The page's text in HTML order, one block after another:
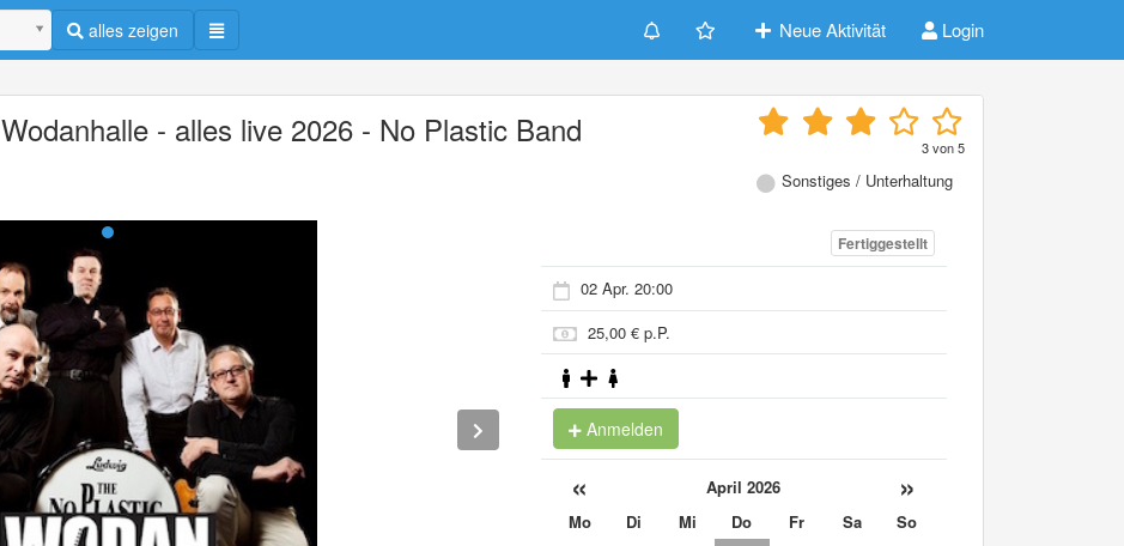
alles zeigen Neue Aktivität Login
Wodanhalle - alles live 2026 - No Plastic Band 3von5
Sonstiges / Unterhaltung
Fertiggestellt
02 Apr. 20:00
25,00 € p.P.
Anmelden
« April 2026 »
Mo Di Mi Do Fr Sa
So